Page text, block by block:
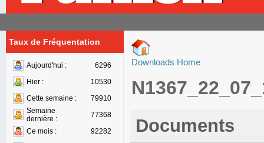
Taux de Fréquentation
Aujourd'hui :
6296
Hier :
10530
Cette semaine :
79910
Semaine
dernière :
77368
Ce mois :
92282
Downloads Home
Documents